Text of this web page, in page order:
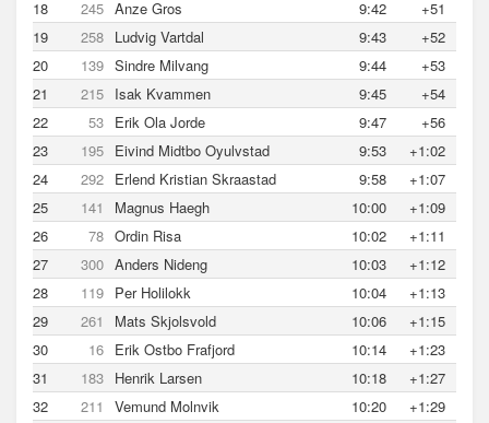
18
245 Anze Gros 9:42
+51
19
258 Ludvig Vartdal 9:43
+52
20
139 Sindre Milvang 9:44
+53
21
215 Isak Kvammen 9:45
+54
22
53 Erik Ola Jorde 9:47
+56
23
195 Eivind Midtbo Oyulvstad 9:53
+1:02
24
292 Erlend Kristian Skraastad 9:58
+1:07
25
141 Magnus Haegh 10:00
+1:09
26
78 Ordin Risa 10:02
+1:11
27
300 Anders Nideng 10:03
+1:12
28
119 Per Holilokk 10:04
+1:13
29
261 Mats Skjolsvold 10:06
+1:15
30
16 Erik Ostbo Frafjord 10:14
+1:23
31
183 Henrik Larsen 10:18
+1:27
32
211 Vemund Molnvik 10:20
+1:29